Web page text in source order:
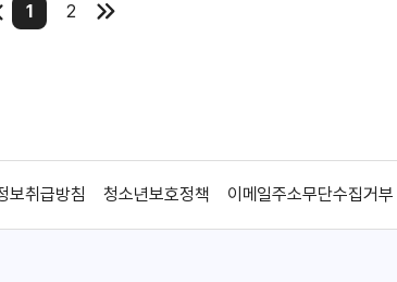
1 2
보취급방침 청소년보호정책 이메일주소무단수집거부